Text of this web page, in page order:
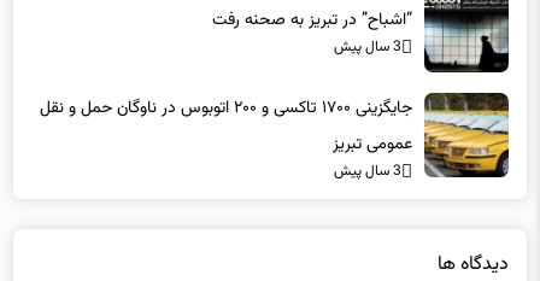
“اشباح” در تبریز به صحنه رفت
3 سال پیش
جایگزینی ۱۷۰۰ تاکسی و ۲۰۰ اتوبوس در ناوگان حمل و نقل
عمومی تبریز
3 سال پیش
دیدگاه ها